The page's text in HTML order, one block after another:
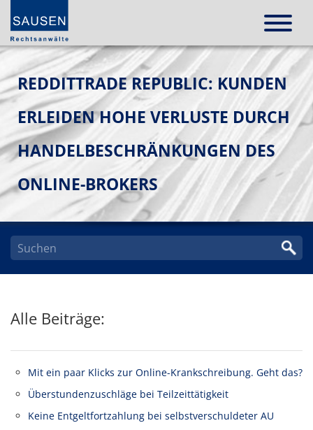
REDDITTRADE REPUBLIC: KUNDEN
ERLEIDEN HOHE VERLUSTE DURCH
HANDELBESCHRÄNKUNGEN DES
ONLINE-BROKERS
Alle Beiträge:
Mit ein paar Klicks zur Online-Krankschreibung. Geht das?
Überstundenzuschläge bei Teilzeittätigkeit
Keine Entgeltfortzahlung bei selbstverschuldeter AU